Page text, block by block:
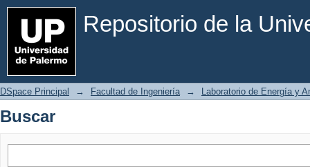
Repositorio de la
Buscar
DSpace Principal → Facultad de Ingeniería → Laboratorio de Energía y
Buscar